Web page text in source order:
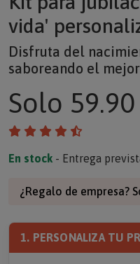
vida'
Disfruta del
saboreando el
Solo
En stock - Entrega
¿Regalo de empresa?
1. PERSONALIZA TU